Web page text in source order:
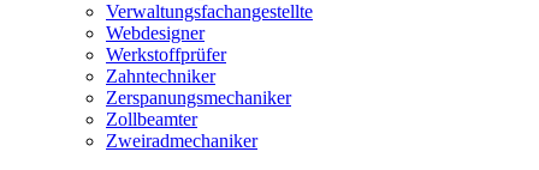
Verwaltungsfachangestellte
Webdesigner
Werkstoffprüfer
Zahntechniker
Zerspanungsmechaniker
Zollbeamter
Zweiradmechaniker